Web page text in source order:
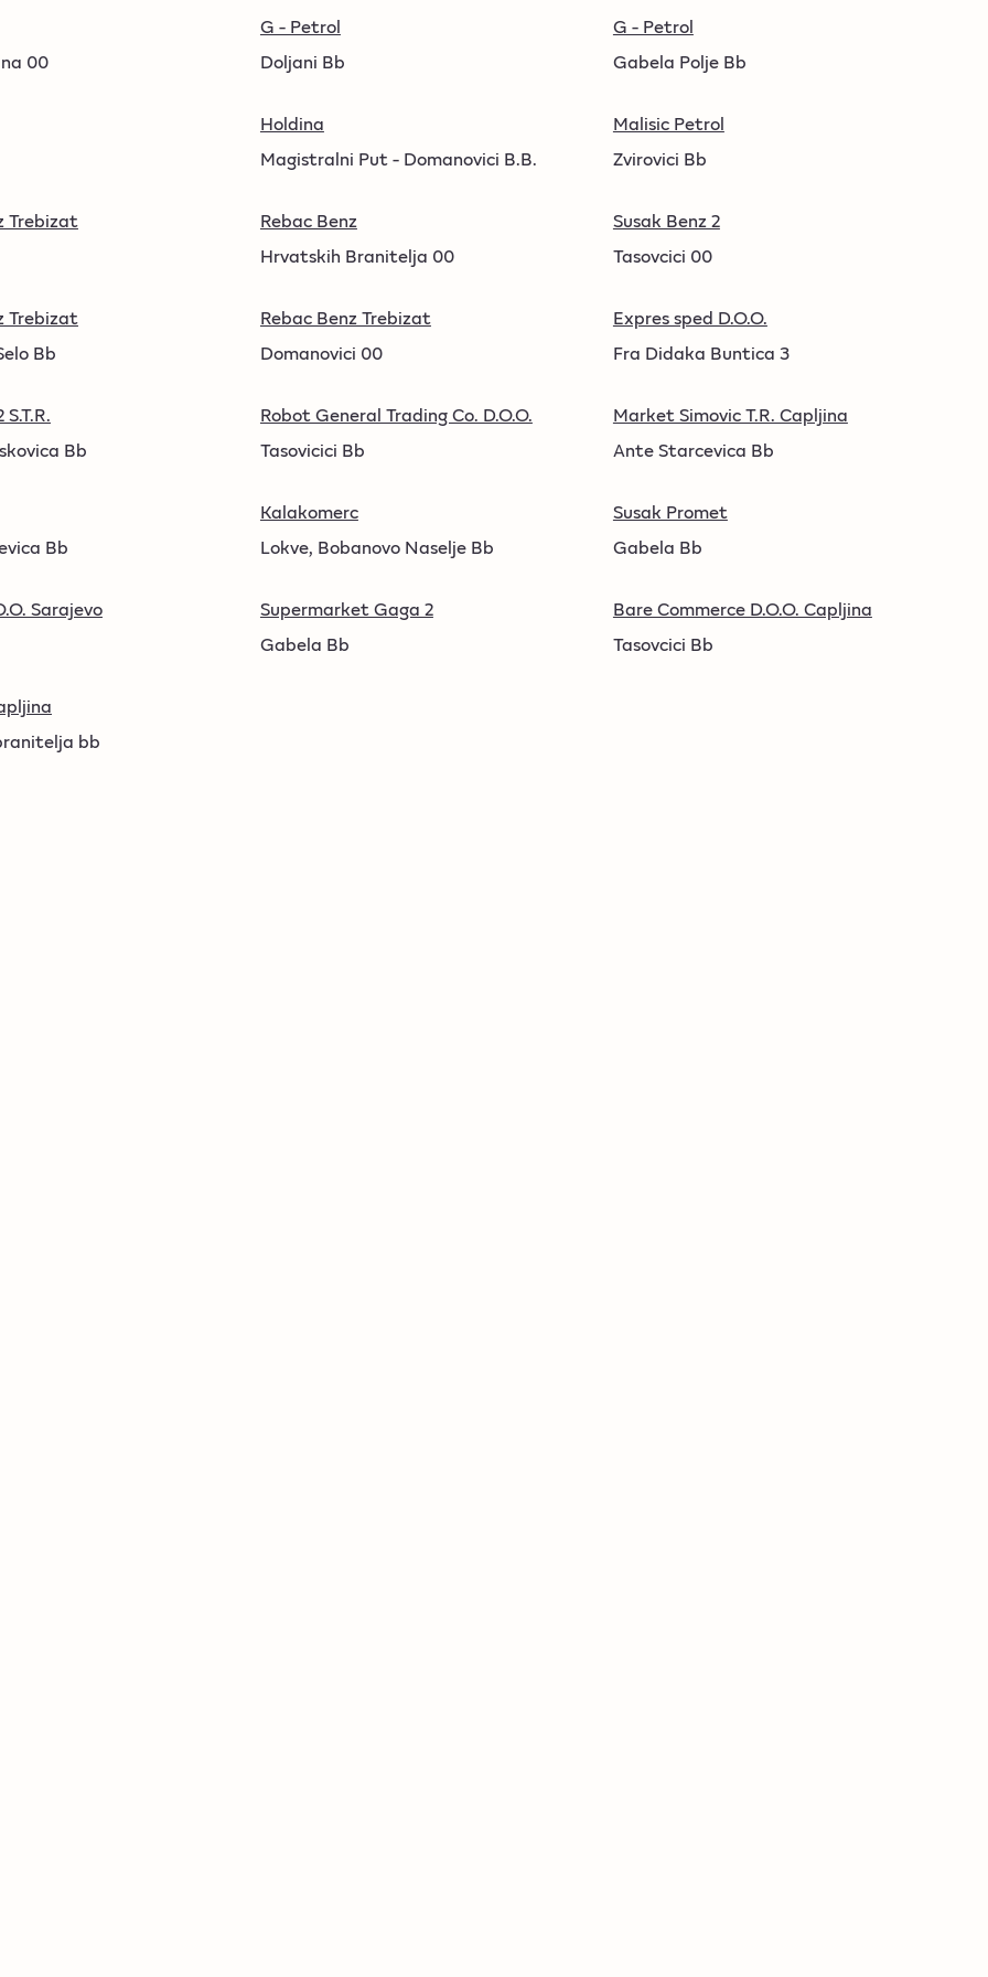
00
G - Petrol
Doljani Bb
G - Petrol
Gabela Polje Bb
Holdina
Magistralni Put - Domanovici B.B.
Malisic Petrol
Zvirovici Bb
Trebizat
Rebac Benz
Hrvatskih Branitelja 00
Susak Benz 2
Tasovcici 00
Trebizat
Bb
Rebac Benz Trebizat
Domanovici 00
Expres sped D.O.O.
Fra Didaka Buntica 3
Bb
Robot General Trading Co. D.O.O.
Tasovicici Bb
Market Simovic T.R. Capljina
Ante Starcevica Bb
Bb
Kalakomerc
Lokve, Bobanovo Naselje Bb
Susak Promet
Gabela Bb
Sarajevo
Supermarket Gaga 2
Gabela Bb
Bare Commerce D.O.O. Capljina
Tasovcici Bb
bb